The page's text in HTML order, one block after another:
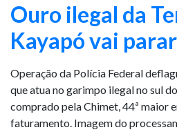
Ouro ilegal da
Kayapó vai
Operação da Polícia Federal
que atua no garimpo ilegal no sul
comprado pela Chimet, 44ª maior
faturamento. Imagem do